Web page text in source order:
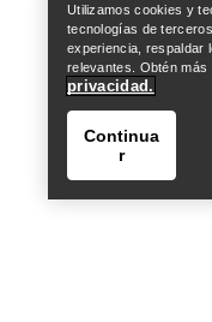
Utilizamos cookies y
tecnologías de
experiencia, respaldar
relevantes. Obtén
privacidad.
Continua
r